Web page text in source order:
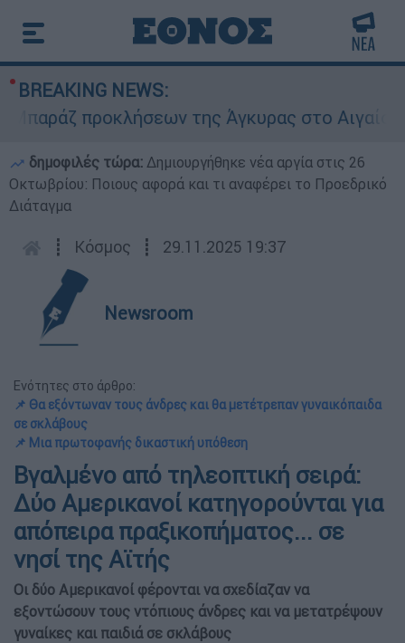
BREAKING NEWS:
προκλήσεων της Άγκυρας στο Αιγαίο:
δημοφιλές τώρα: Δημιουργήθηκε νέα αργία στις 26
Οκτωβρίου: Ποιους αφορά και τι αναφέρει το Προεδρικό
Διάταγμα
┋ Κόσμος ┋ 29.11.2025 19:37
Newsroom
Ενότητες στο άρθρο:
📌 Θα εξόντωναν τους άνδρες και θα μετέτρεπαν γυναικόπαιδα
σε σκλάβους
📌 Μια πρωτοφανής δικαστική υπόθεση
Βγαλμένο από τηλεοπτική σειρά:
Δύο Αμερικανοί κατηγορούνται για
απόπειρα πραξικοπήματος... σε
νησί της Αϊτής
Οι δύο Αμερικανοί φέρονται να σχεδίαζαν να
εξοντώσουν τους ντόπιους άνδρες και να μετατρέψουν
γυναίκες και παιδιά σε σκλάβους